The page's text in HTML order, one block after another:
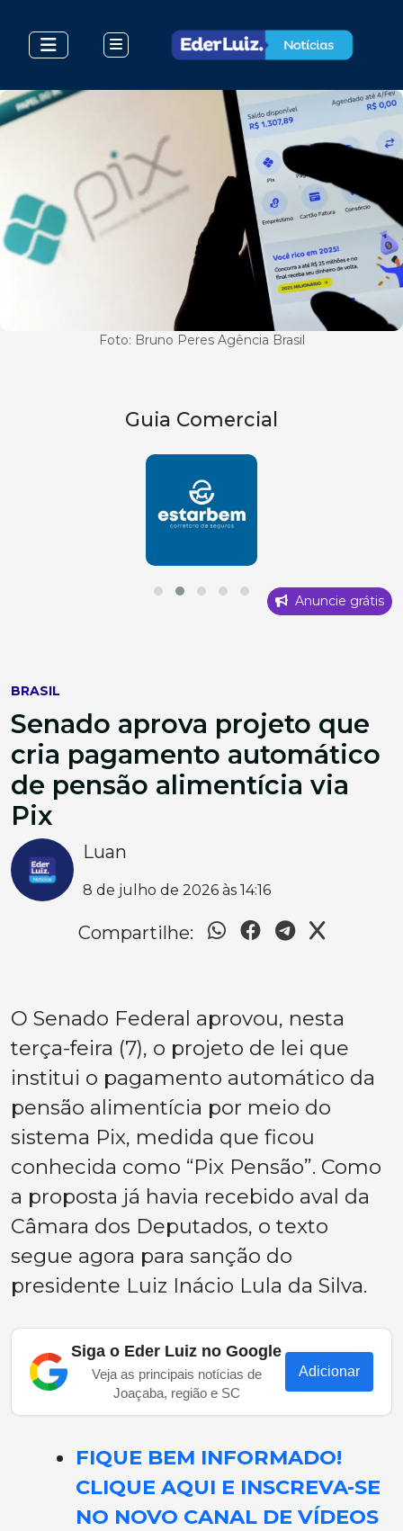
Foto: Bruno Peres Agência Brasil
Guia Comercial
Anuncie grátis
BRASIL
Senado aprova projeto que
cria pagamento automático
de pensão alimentícia via
Pix
Luan
8 de julho de 2026 às 14:16
Compartilhe:
O Senado Federal aprovou, nesta
terça-feira (7), o projeto de lei que
institui o pagamento automático da
pensão alimentícia por meio do
sistema Pix, medida que ficou
conhecida como “Pix Pensão”. Como
a proposta já havia recebido aval da
Câmara dos Deputados, o texto
segue agora para sanção do
presidente Luiz Inácio Lula da Silva.
Siga o Eder Luiz no Google
Veja as principais notícias de
Joaçaba, região e SC
Adicionar
FIQUE BEM INFORMADO!
CLIQUE AQUI E INSCREVA-SE
NO NOVO CANAL DE VÍDEOS